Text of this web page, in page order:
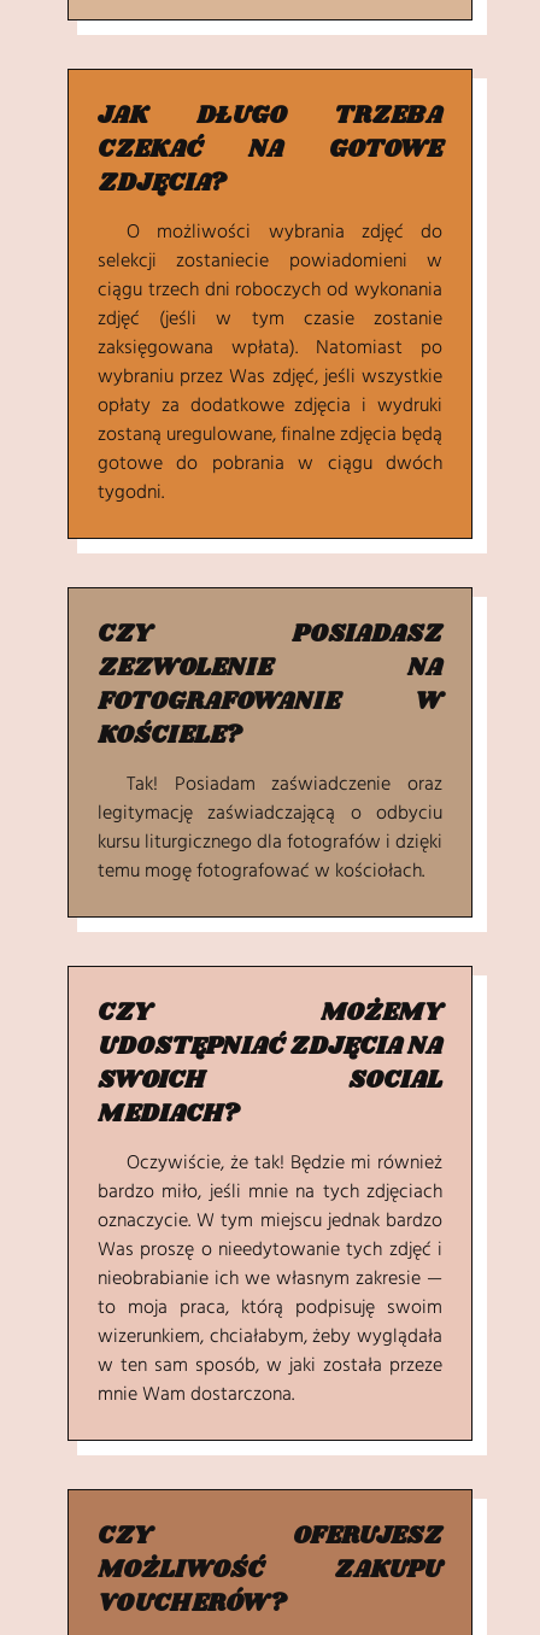
JAK DŁUGO TRZEBA
CZEKAĆ NA GOTOWE
ZDJĘCIA?
O możliwości wybrania zdjęć do
selekcji zostaniecie powiadomieni w
ciągu trzech dni roboczych od wykonania
zdjęć (jeśli w tym czasie zostanie
zaksięgowana wpłata). Natomiast po
wybraniu przez Was zdjęć, jeśli wszystkie
opłaty za dodatkowe zdjęcia i wydruki
zostaną uregulowane, finalne zdjęcia będą
gotowe do pobrania w ciągu dwóch
tygodni.
CZY POSIADASZ
ZEZWOLENIE NA
FOTOGRAFOWANIE W
KOŚCIELE?
Tak! Posiadam zaświadczenie oraz
legitymację zaświadczającą o odbyciu
kursu liturgicznego dla fotografów i dzięki
temu mogę fotografować w kościołach.
CZY MOŻEMY
UDOSTĘPNIAĆ ZDJĘCIA NA
SWOICH SOCIAL
MEDIACH?
Oczywiście, że tak! Będzie mi również
bardzo miło, jeśli mnie na tych zdjęciach
oznaczycie. W tym miejscu jednak bardzo
Was proszę o nieedytowanie tych zdjęć i
nieobrabianie ich we własnym zakresie —
to moja praca, którą podpisuję swoim
wizerunkiem, chciałabym, żeby wyglądała
w ten sam sposób, w jaki została przeze
mnie Wam dostarczona.
CZY OFERUJESZ
MOŻLIWOŚĆ ZAKUPU
VOUCHERÓW?